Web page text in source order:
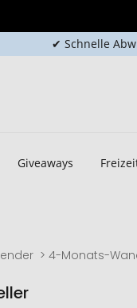
✔ Schnelle
Giveaways
4-Monats-